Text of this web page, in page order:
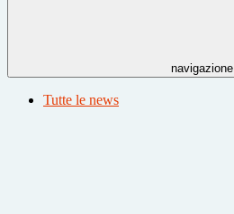
navigazione
Tutte le news